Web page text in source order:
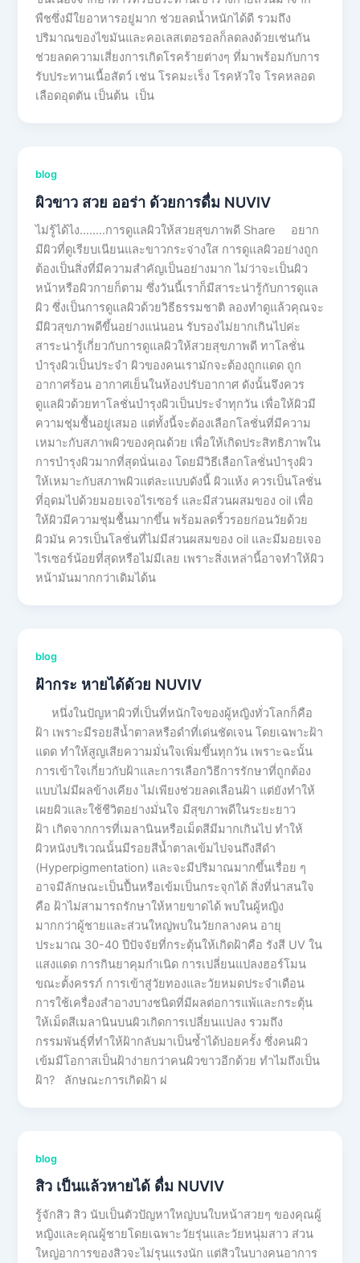
พืชซึ่งมีใยอาหารอยู่มาก ช่วยลดน้ำหนักได้ดี รวมถึง
ปริมาณของไขมันและคอเลสเตอรอลก็ลดลงด้วยเช่นกัน
ช่วยลดความเสี่ยงการเกิดโรคร้ายต่างๆ ที่มาพร้อมกับการ
รับประทานเนื้อสัตว์ เช่น โรคมะเร็ง โรคหัวใจ โรคหลอด
เลือดอุดตัน เป็นต้น เป็น
blog
ผิวขาว สวย ออร่า ด้วยการดื่ม NUVIV
ไม่รู้ได้ไง……..การดูแลผิวให้สวยสุขภาพดี Share อยาก
มีผิวที่ดูเรียบเนียนและขาวกระจ่างใส การดูแลผิวอย่างถูก
ต้องเป็นสิ่งที่มีความสำคัญเป็นอย่างมาก ไม่ว่าจะเป็นผิว
หน้าหรือผิวกายก็ตาม ซึ่งวันนี้เราก็มีสาระน่ารู้กับการดูแล
ผิว ซึ่งเป็นการดูแลผิวด้วยวิธีธรรมชาติ ลองทำดูแล้วคุณจะ
มีผิวสุขภาพดีขึ้นอย่างแน่นอน รับรองไม่ยากเกินไปค่ะ
สาระน่ารู้เกี่ยวกับการดูแลผิวให้สวยสุขภาพดี ทาโลชั่น
บำรุงผิวเป็นประจำ ผิวของคนเรามักจะต้องถูกแดด ถูก
อากาศร้อน อากาศเย็นในห้องปรับอากาศ ดังนั้นจึงควร
ดูแลผิวด้วยทาโลชั่นบำรุงผิวเป็นประจำทุกวัน เพื่อให้ผิวมี
ความชุ่มชื้นอยู่เสมอ แต่ทั้งนี้จะต้องเลือกโลชั่นที่มีความ
เหมาะกับสภาพผิวของคุณด้วย เพื่อให้เกิดประสิทธิภาพใน
การบำรุงผิวมากที่สุดนั่นเอง โดยมีวิธีเลือกโลชั่นบำรุงผิว
ให้เหมาะกับสภาพผิวแต่ละแบบดังนี้ ผิวแห้ง ควรเป็นโลชั่น
ที่อุดมไปด้วยมอยเจอไรเซอร์ และมีส่วนผสมของ oil เพื่อ
ให้ผิวมีความชุ่มชื้นมากขึ้น พร้อมลดริ้วรอยก่อนวัยด้วย
ผิวมัน ควรเป็นโลชั่นที่ไม่มีส่วนผสมของ oil และมีมอยเจอ
ไรเซอร์น้อยที่สุดหรือไม่มีเลย เพราะสิ่งเหล่านี้อาจทำให้ผิว
หน้ามันมากกว่าเดิมได้น
blog
ฝ้ากระ หายได้ด้วย NUVIV
หนึ่งในปัญหาผิวที่เป็นที่หนักใจของผู้หญิงทั่วโลกก็คือ
ฝ้า เพราะมีรอยสีน้ำตาลหรือดำที่เด่นชัดเจน โดยเฉพาะฝ้า
แดด ทำให้สูญเสียความมั่นใจเพิ่มขึ้นทุกวัน เพราะฉะนั้น
การเข้าใจเกี่ยวกับฝ้าและการเลือกวิธีการรักษาที่ถูกต้อง
แบบไม่มีผลข้างเคียง ไม่เพียงช่วยลดเลือนฝ้า แต่ยังทำให้
เผยผิวและใช้ชีวิตอย่างมั่นใจ มีสุขภาพดีในระยะยาว
ฝ้า เกิดจากการที่เมลานินหรือเม็ดสีมีมากเกินไป ทำให้
ผิวหนังบริเวณนั้นมีรอยสีน้ำตาลเข้มไปจนถึงสีดำ
(Hyperpigmentation) และจะมีปริมาณมากขึ้นเรื่อย ๆ
อาจมีลักษณะเป็นปื้นหรือเข้มเป็นกระจุกได้ สิ่งที่น่าสนใจ
คือ ฝ้าไม่สามารถรักษาให้หายขาดได้ พบในผู้หญิง
มากกว่าผู้ชายและส่วนใหญ่พบในวัยกลางคน อายุ
ประมาณ 30-40 ปีปัจจัยที่กระตุ้นให้เกิดฝ้าคือ รังสี UV ใน
แสงแดด การกินยาคุมกำเนิด การเปลี่ยนแปลงฮอร์โมน
ขณะตั้งครรภ์ การเข้าสู่วัยทองและวัยหมดประจำเดือน
การใช้เครื่องสำอางบางชนิดที่มีผลต่อการแพ้และกระตุ้น
ให้เม็ดสีเมลานินบนผิวเกิดการเปลี่ยนแปลง รวมถึง
กรรมพันธุ์ที่ทำให้ฝ้ากลับมาเป็นซ้ำได้บ่อยครั้ง ซึ่งคนผิว
เข้มมีโอกาสเป็นฝ้าง่ายกว่าคนผิวขาวอีกด้วย ทำไมถึงเป็น
ฝ้า? ลักษณะการเกิดฝ้า ฝ
blog
สิว เป็นแล้วหายได้ ดื่ม NUVIV
รู้จักสิว สิว นับเป็นตัวปัญหาใหญ่บนใบหน้าสวยๆ ของคุณผู้
หญิงและคุณผู้ชายโดยเฉพาะวัยรุ่นและวัยหนุ่มสาว ส่วน
ใหญ่อาการของสิวจะไม่รุนแรงนัก แต่สิวในบางคนอาการ